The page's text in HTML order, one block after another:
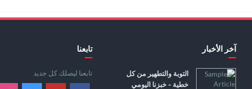
آخر الأخبار
التوبة والتطهير من كل
خطية - خبزنا اليومي
تابعنا
تابعنا ليصلك كل جديد